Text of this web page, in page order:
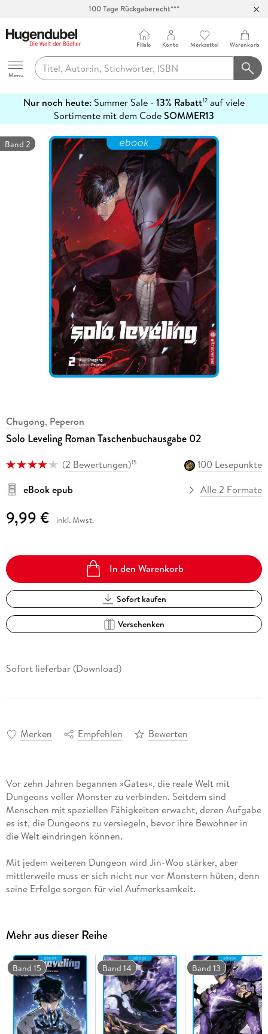
100 Tage Rückgaberecht***
Hugendubel
Menu
Filiale Konto Merkzettel Warenkorb
Nur noch heute: Summer Sale - 13% Rabatt12 auf viele
Sortimente mit dem CodeSOMMER13
erfahren
Band 2
Chugong, Peperon
Solo Leveling Roman Taschenbuchausgabe 02
(2 Bewertungen)15
100 Lesepunkte
eBook epub
Alle 2 Formate
9,99 € inkl. Mwst.
In den Warenkorb
Sofort kaufen
Verschenken
Sofort lieferbar (Download)
Merken Empfehlen Bewerten
Vor zehn Jahren begannen »Gates«, die reale Welt mit
Dungeons voller Monster zu verbinden. Seitdem sind
Menschen mit speziellen Fähigkeiten erwacht, deren Aufgabe
es ist, die Dungeons zu versiegeln, bevor ihre Bewohner in
Mit jedem weiteren Dungeon wird Jin-Woo stärker, aber
mittlerweile muss er sich nicht nur vor Monstern hüten, denn
seine Erfolge sorgen für viel Aufmerksamkeit.
Mehr aus dieser Reihe
Band 15 Band 14 Band 13